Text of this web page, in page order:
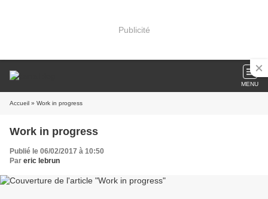
Publicité
MENU
Accueil » Work in progress
Work in progress
Publié le 06/02/2017 à 10:50
Par eric lebrun